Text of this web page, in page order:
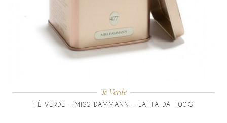
Tè Verde
TÈ VERDE - MISS DAMMANN - LATTA DA 100G